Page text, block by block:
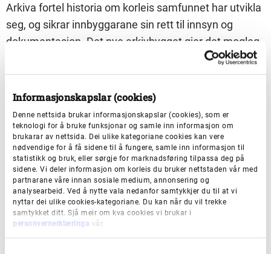
Informasjonskapslar (cookies)
Denne nettsida brukar informasjonskapslar (cookies), som er
teknologi for å bruke funksjonar og samle inn informasjon om
brukarar av nettsida. Dei ulike kategoriane cookies kan vere
nødvendige for å få sidene til å fungere, samle inn informasjon til
statistikk og bruk, eller sørgje for marknadsføring tilpassa deg på
sidene. Vi deler informasjon om korleis du bruker nettstaden vår med
partnarane våre innan sosiale medium, annonsering og
analysearbeid. Ved å nytte vala nedanfor samtykkjer du til at vi
nyttar dei ulike cookies-kategoriane. Du kan når du vil trekke
samtykket ditt. Sjå meir om kva cookies vi brukar i
personvernerklæringa vår.
Arkiva fortel historia om korleis samfunnet har utvikla
seg, og sikrar innbyggarane sin rett til innsyn og
dokumentasjon. Det nye arkivbygget gjer det mogleg
å ta imot, bevare og gjere tilgjengeleg eit breitt
spekter av arkiv frå heile regionen – kommunale,
fylkeskommunale og private arkiv, i tillegg til ei stor
fotosamling.
Under omvisinga får du:
Sjå det nye bygget og høyre om korleis det er
innreidd for langtidsbevaring av arkiv
Lære om kvifor bevaring av eldre arkiv er viktig – for
enkeltmenneske, kommunar og samfunnet